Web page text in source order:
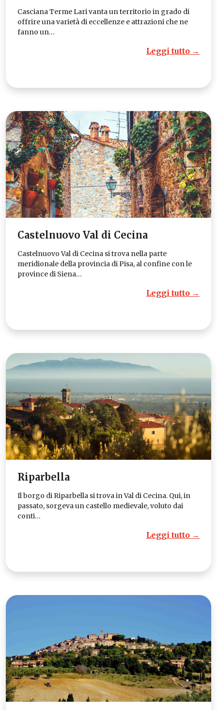
Casciana Terme Lari vanta un territorio in grado di
offrire una varietà di eccellenze e attrazioni che ne
fanno un…
Leggi tutto →
Castelnuovo Val di Cecina
Castelnuovo Val di Cecina si trova nella parte
meridionale della provincia di Pisa, al confine con le
province di Siena…
Leggi tutto →
Riparbella
Il borgo di Riparbella si trova in Val di Cecina. Qui, in
passato, sorgeva un castello medievale, voluto dai
conti…
Leggi tutto →